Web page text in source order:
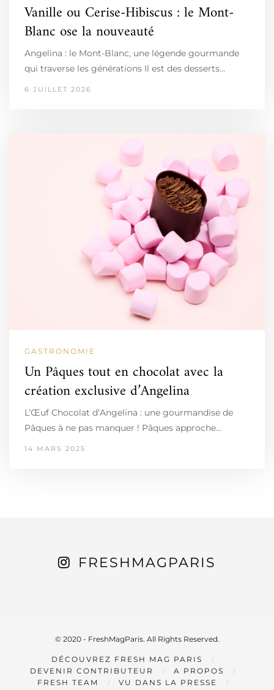
Vanille ou Cerise-Hibiscus : le Mont-
Blanc ose la nouveauté
Angelina : le Mont-Blanc, une légende gourmande
qui traverse les générations Il est des desserts…
6 JUILLET 2026
GASTRONOMIE
Un Pâques tout en chocolat avec la
création exclusive d’Angelina
L’Œuf Chocolat d’Angelina : une gourmandise de
Pâques à ne pas manquer ! Pâques approche…
14 MARS 2025
FRESHMAGPARIS
© 2020 - FreshMagParis. All Rights Reserved.
DÉCOUVREZ FRESH MAG PARIS
DEVENIR CONTRIBUTEUR
A PROPOS
FRESH TEAM
VU DANS LA PRESSE